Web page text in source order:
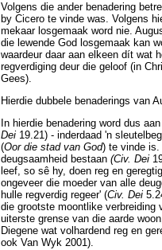
Volgens die ander benadering
by Cicero te vinde was. Volgens
mekaar losgemaak word nie.
die lewende God losgemaak kan
waardeur daar aan elkeen dít wat
regverdiging deur die geloof (in
Gees).
Hierdie dubbele benaderings van
In hierdie benadering word dus
Dei 19.21) - inderdaad 'n
(Oor die stad van God) te vinde is.
deugsaamheid bestaan (Civ. Dei
leef, so sê hy, doen reg en
ongeveer die moeder van alle
hulle regverdig regeer' (Civ. Dei
die grootste moontlike verbreiding
uiterste grense van die aarde
Diegene wat volhardend reg en
ook Van Wyk 2001).